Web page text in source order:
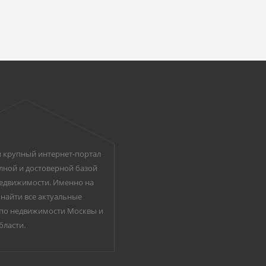
интернет-портал
и достоверной базой
Именно на
все актуальные
недвижимости Москвы и